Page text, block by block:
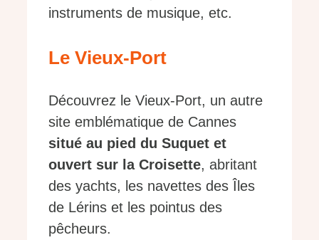
instruments de musique, etc.
Le Vieux-Port
Découvrez le Vieux-Port, un autre
site emblématique de Cannes
situé au pied du Suquet et
ouvert sur la Croisette, abritant
des yachts, les navettes des Îles
de Lérins et les pointus des
pêcheurs.